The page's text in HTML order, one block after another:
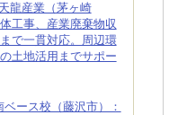
龍産業（茅ヶ崎
工事、産業廃棄物収
で一貫対応。周辺環
土地活用までサポー
ベース校（藤沢市）：